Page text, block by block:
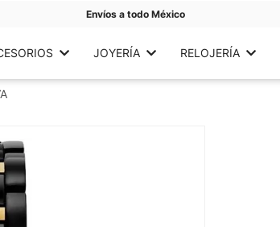
Envíos a todo México
JOYERÍA RELOJERÍA